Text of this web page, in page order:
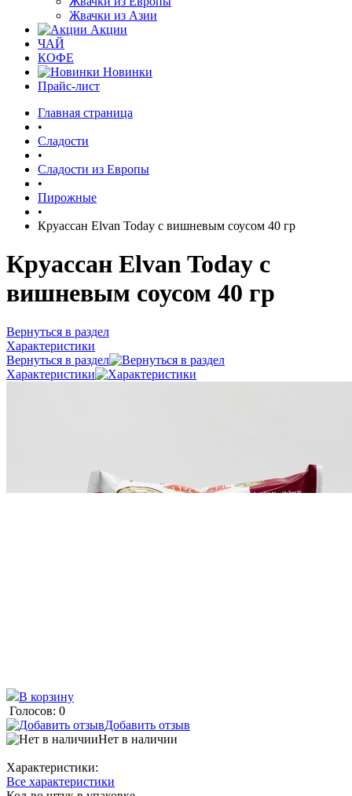
Жвачки из Азии
Акции
ЧАЙ
КОФЕ
Новинки
Прайс-лист
Главная страница
•
Сладости
•
Сладости из Европы
•
Пирожные
•
Круассан Elvan Today с вишневым соусом 40 гр
Круассан Elvan Today с
вишневым соусом 40 гр
Вернуться в раздел
Характеристики
Вернуться в раздел
Характеристики
В корзину
Голосов: 0
Добавить отзыв
Нет в наличии
Характеристики:
Все характеристики